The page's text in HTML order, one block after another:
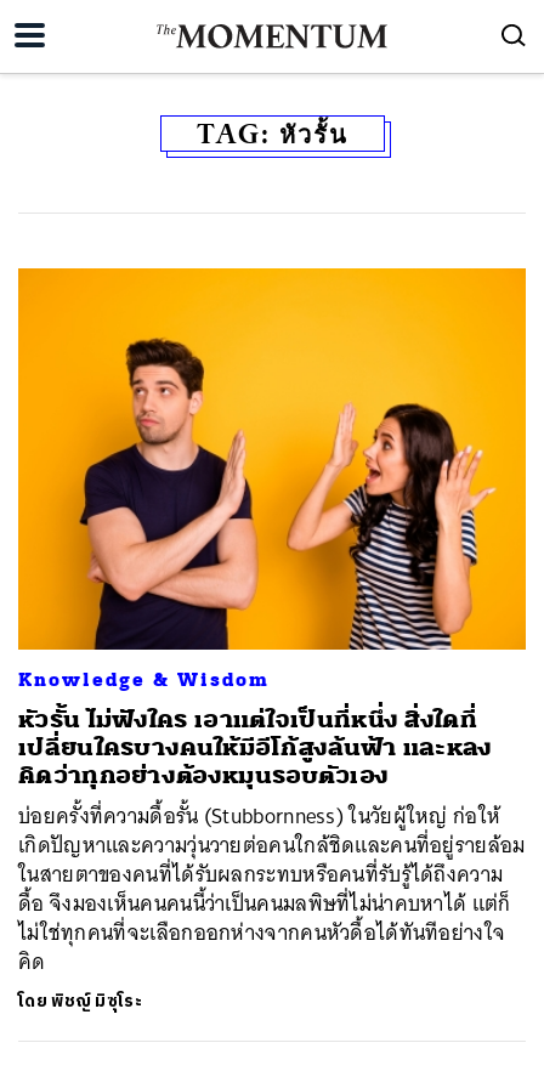
TAG: หัวรั้น
Knowledge & Wisdom
หัวรั้น ไม่ฟังใคร เอาแต่ใจเป็นที่หนึ่ง สิ่งใดที่
เปลี่ยนใครบางคนให้มีอีโก้สูงล้นฟ้า และหลง
คิดว่าทุกอย่างต้องหมุนรอบตัวเอง
บ่อยครั้งที่ความดื้อรั้น (Stubbornness) ในวัยผู้ใหญ่ ก่อให้
เกิดปัญหาและความวุ่นวายต่อคนใกล้ชิดและคนที่อยู่รายล้อม
ในสายตาของคนที่ได้รับผลกระทบหรือคนที่รับรู้ได้ถึงความ
ดื้อ จึงมองเห็นคนคนนี้ว่าเป็นคนมลพิษที่ไม่น่าคบหาได้ แต่ก็
ไม่ใช่ทุกคนที่จะเลือกออกห่างจากคนหัวดื้อได้ทันทีอย่างใจ
คิด
โดยพิชญ์ มิซุโระ
SHARE TWEET